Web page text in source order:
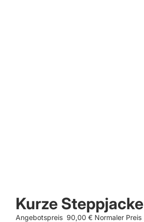
Kurze Steppjacke
Angebotspreis 90,00 € Normaler Preis